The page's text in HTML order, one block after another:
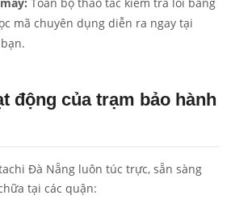
mã chuyên dụng diễn ra ngay tại
động của trạm bảo hành
Đà Nẵng luôn túc trực, sẵn sàng
tại các quận: